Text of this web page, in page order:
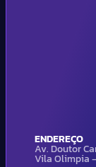
ENDEREÇO
Av. Doutor
Vila Olimpia